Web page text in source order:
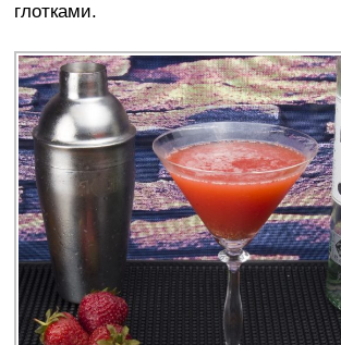
глотками.